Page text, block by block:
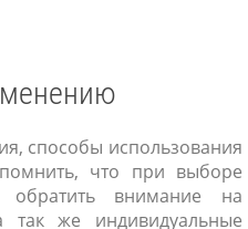
способы использования
что при выборе
обратить внимание на
так же индивидуальные